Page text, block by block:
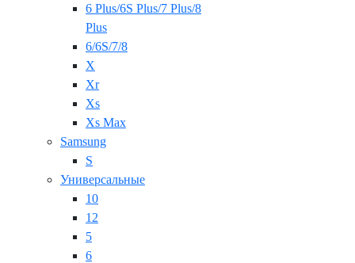
6 Plus/6S Plus/7 Plus/8
Plus
6/6S/7/8
X
Xr
Xs
Xs Max
Samsung
S
Универсальные
10
12
5
6